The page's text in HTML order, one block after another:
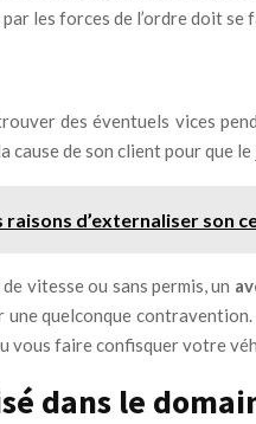
les forces de l’ordre doit se
des éventuels vices
cause de son client pour que
raisons d’externaliser son
vitesse ou sans permis, un
quelconque
vous faire confisquer votre
dans le